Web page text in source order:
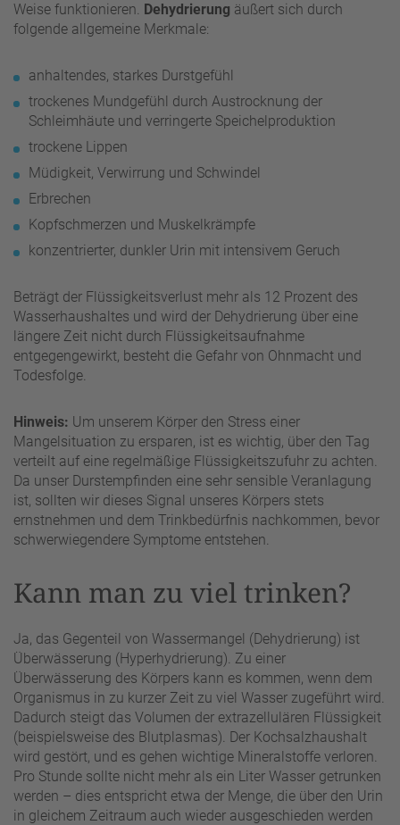
Weise funktionieren. Dehydrierung äußert sich durch
folgende allgemeine Merkmale:
anhaltendes, starkes Durstgefühl
trockenes Mundgefühl durch Austrocknung der
Schleimhäute und verringerte Speichelproduktion
trockene Lippen
Müdigkeit, Verwirrung und Schwindel
Erbrechen
Kopfschmerzen und Muskelkrämpfe
konzentrierter, dunkler Urin mit intensivem Geruch
Beträgt der Flüssigkeitsverlust mehr als 12 Prozent des
Wasserhaushaltes und wird der Dehydrierung über eine
längere Zeit nicht durch Flüssigkeitsaufnahme
entgegengewirkt, besteht die Gefahr von Ohnmacht und
Todesfolge.
Hinweis: Um unserem Körper den Stress einer
Mangelsituation zu ersparen, ist es wichtig, über den Tag
verteilt auf eine regelmäßige Flüssigkeitszufuhr zu achten.
Da unser Durstempfinden eine sehr sensible Veranlagung
ist, sollten wir dieses Signal unseres Körpers stets
ernstnehmen und dem Trinkbedürfnis nachkommen, bevor
schwerwiegendere Symptome entstehen.
Kann man zu viel trinken?
Ja, das Gegenteil von Wassermangel (Dehydrierung) ist
Überwässerung (Hyperhydrierung). Zu einer
Überwässerung des Körpers kann es kommen, wenn dem
Organismus in zu kurzer Zeit zu viel Wasser zugeführt wird.
Dadurch steigt das Volumen der extrazellulären Flüssigkeit
(beispielsweise des Blutplasmas). Der Kochsalzhaushalt
wird gestört, und es gehen wichtige Mineralstoffe verloren.
Pro Stunde sollte nicht mehr als ein Liter Wasser getrunken
werden – dies entspricht etwa der Menge, die über den Urin
in gleichem Zeitraum auch wieder ausgeschieden werden